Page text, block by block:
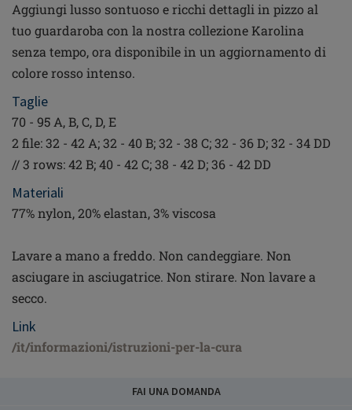
Aggiungi lusso sontuoso e ricchi dettagli in pizzo al
tuo guardaroba con la nostra collezione Karolina
senza tempo, ora disponibile in un aggiornamento di
colore rosso intenso.
Taglie
70 - 95 A, B, C, D, E
2 file: 32 - 42 A; 32 - 40 B; 32 - 38 C; 32 - 36 D; 32 - 34 DD
// 3 rows: 42 B; 40 - 42 C; 38 - 42 D; 36 - 42 DD
Materiali
77% nylon, 20% elastan, 3% viscosa
Lavare a mano a freddo. Non candeggiare. Non
asciugare in asciugatrice. Non stirare. Non lavare a
secco.
Link
/it/informazioni/istruzioni-per-la-cura
FAI UNA DOMANDA